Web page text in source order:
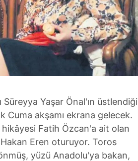
Süreyya Yaşar Önal'ın üstlendiği
Cuma akşamı ekrana gelecek.
hikâyesi Fatih Özcan'a ait olan
Eren oturuyor. Toros
yüzü Anadolu'ya bakan,